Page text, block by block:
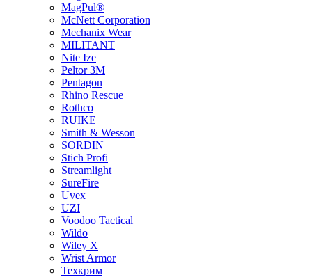
MagPul®
McNett Corporation
Mechanix Wear
MILITANT
Nite Ize
Peltor 3M
Pentagon
Rhino Rescue
Rothco
RUIKE
Smith & Wesson
SORDIN
Stich Profi
Streamlight
SureFire
Uvex
UZI
Voodoo Tactical
Wildo
Wiley X
Wrist Armor
Техкрим